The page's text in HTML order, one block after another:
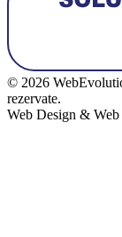
© 2026
rezervate.
Web Design &